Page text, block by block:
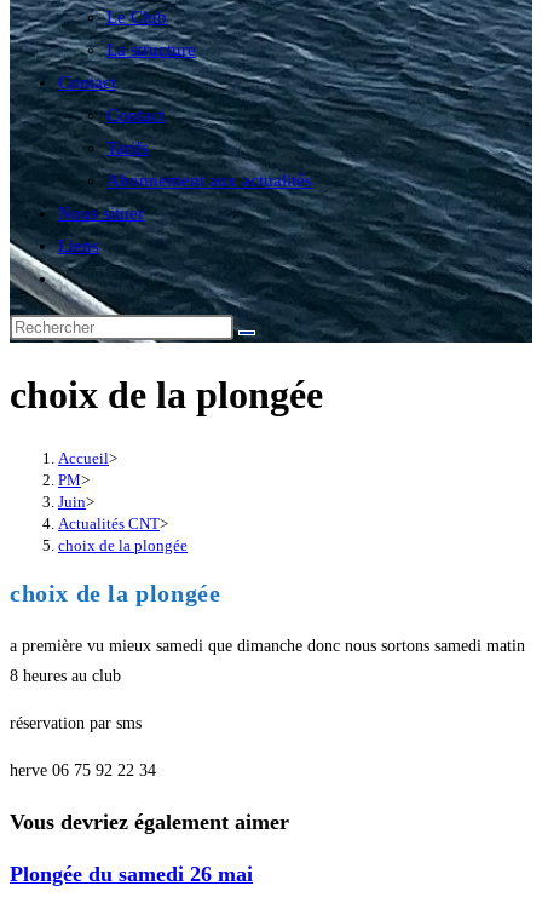
Le Club
La structure
Contact
Contact
Tarifs
Abonnement aux actualités
Nous situer
Liens
Toggle
website
search
choix de la plongée
Accueil>
PM>
Juin>
Actualités CNT>
choix de la plongée
choix de la plongée
a première vu mieux samedi que dimanche donc nous sortons samedi matin
8 heures au club
réservation par sms
herve 06 75 92 22 34
Vous devriez également aimer
Plongée du samedi 26 mai